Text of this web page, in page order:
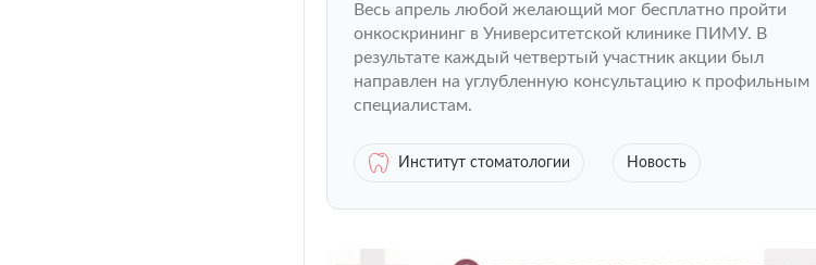
Весь апрель любой желающий мог бесплатно пройти
онкоскрининг в Университетской клинике ПИМУ. В
результате каждый четвертый участник акции был
направлен на углубленную консультацию к профильным
специалистам.
Институт стоматологии Новость